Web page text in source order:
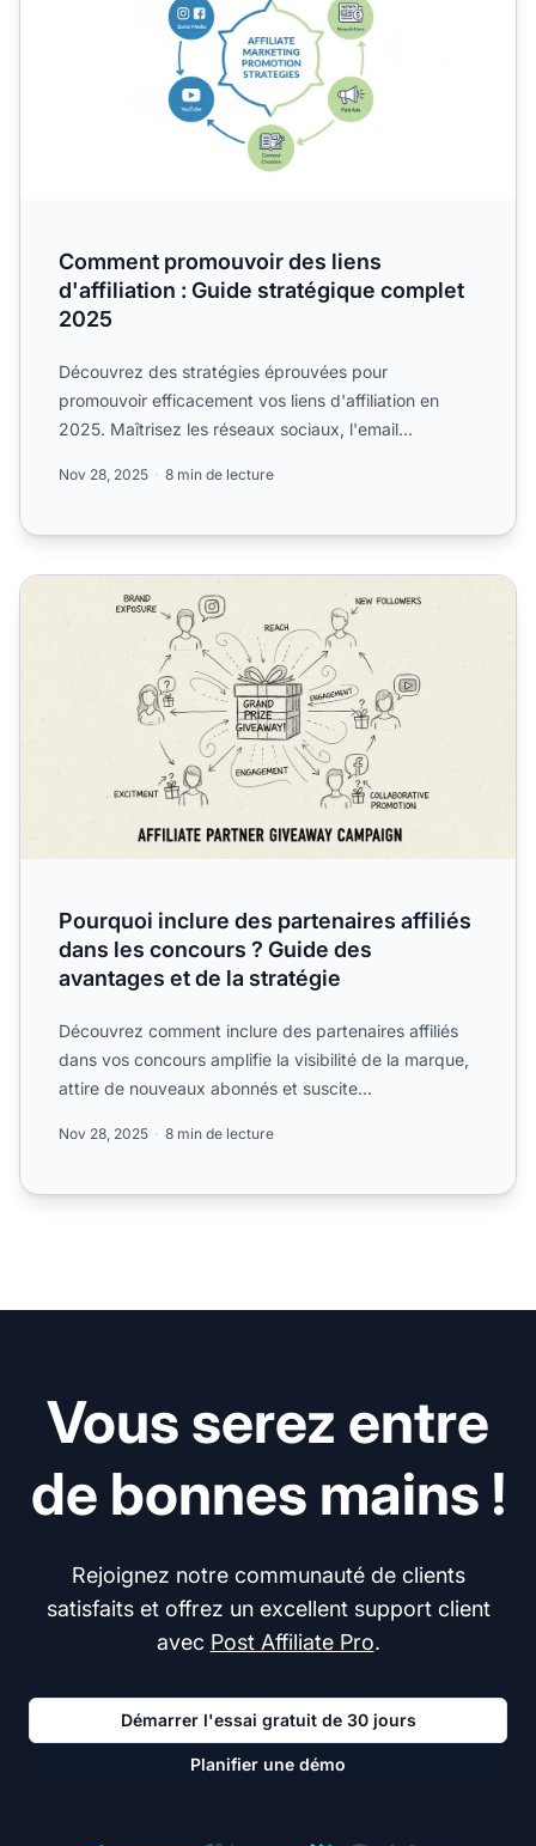
Comment promouvoir des liens
d'affiliation : Guide stratégique complet
2025
Découvrez des stratégies éprouvées pour
promouvoir efficacement vos liens d'affiliation en
2025. Maîtrisez les réseaux sociaux, l'email
Nov 28, 2025 8 min de lecture
Pourquoi inclure des partenaires affiliés dans les
Pourquoi inclure des partenaires affiliés
dans les concours ? Guide des
avantages et de la stratégie
Découvrez comment inclure des partenaires affiliés
dans vos concours amplifie la visibilité de la marque,
attire de nouveaux abonnés et suscite
Nov 28, 2025 8 min de lecture
Vous serez entre
de bonnes mains !
Rejoignez notre communauté de clients
satisfaits et offrez un excellent support client
avec Post Affiliate Pro.
Démarrer l'essai gratuit de 30 jours
Planifier une démo